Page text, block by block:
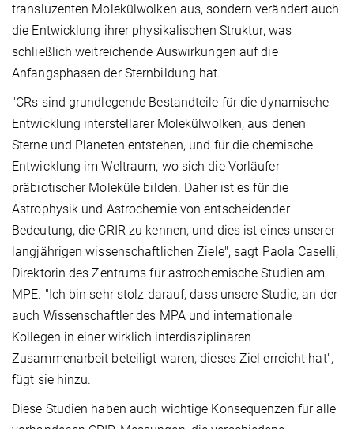
transluzenten Molekülwolken aus, sondern verändert auch
die Entwicklung ihrer physikalischen Struktur, was
schließlich weitreichende Auswirkungen auf die
Anfangsphasen der Sternbildung hat.
"CRs sind grundlegende Bestandteile für die dynamische
Entwicklung interstellarer Molekülwolken, aus denen
Sterne und Planeten entstehen, und für die chemische
Entwicklung im Weltraum, wo sich die Vorläufer
präbiotischer Moleküle bilden. Daher ist es für die
Astrophysik und Astrochemie von entscheidender
Bedeutung, die CRIR zu kennen, und dies ist eines unserer
langjährigen wissenschaftlichen Ziele", sagt Paola Caselli,
Direktorin des Zentrums für astrochemische Studien am
MPE. "Ich bin sehr stolz darauf, dass unsere Studie, an der
auch Wissenschaftler des MPA und internationale
Kollegen in einer wirklich interdisziplinären
Zusammenarbeit beteiligt waren, dieses Ziel erreicht hat",
fügt sie hinzu.
Diese Studien haben auch wichtige Konsequenzen für alle